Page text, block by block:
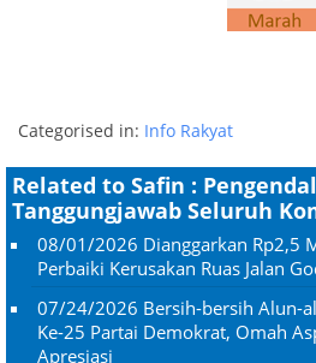
Categorised in: Info Rakyat
Related to Safin :
Tanggungjawab Seluruh
08/01/2026 Dianggarkan Rp2,5
Perbaiki Kerusakan Ruas Jalan
07/24/2026 Bersih-bersih Alun-
Ke-25 Partai Demokrat, Omah
Apresiasi